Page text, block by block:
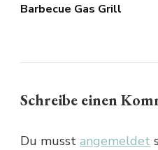
Barbecue Gas Grill
Schreibe einen
Du musst angemeldet